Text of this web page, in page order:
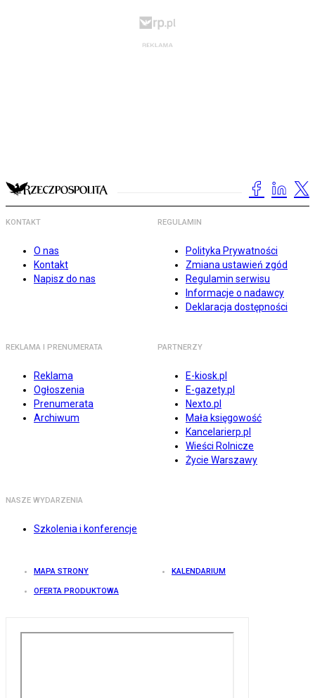
KONTAKT
O nas
Kontakt
Napisz do nas
REGULAMIN
Polityka Prywatności
Zmiana ustawień zgód
Regulamin serwisu
Informacje o nadawcy
Deklaracja dostępności
REKLAMA I PRENUMERATA
Reklama
Ogłoszenia
Prenumerata
Archiwum
PARTNERZY
E-kiosk.pl
E-gazety.pl
Nexto.pl
Mała księgowość
Kancelarierp.pl
Wieści Rolnicze
Życie Warszawy
NASZE WYDARZENIA
Szkolenia i konferencje
MAPA STRONY KALENDARIUM
OFERTA PRODUKTOWA